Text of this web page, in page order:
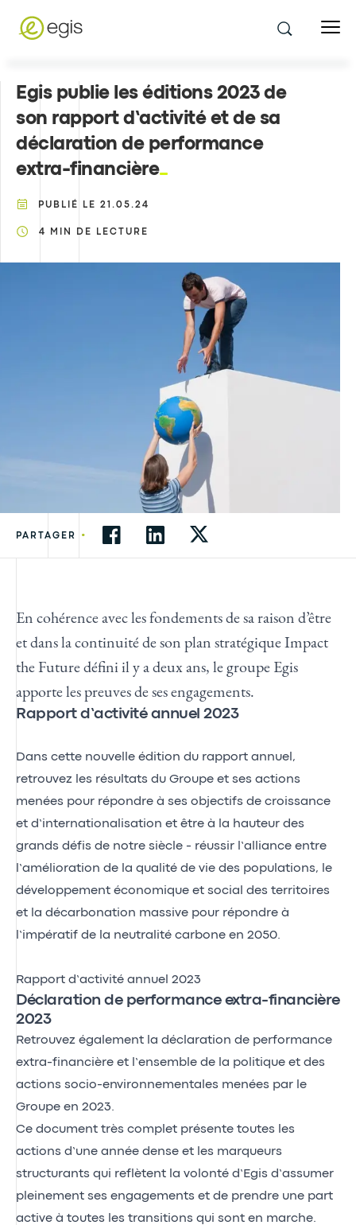
Egis publie les éditions 2023 de
son rapport d’activité et de sa
déclaration de performance
extra-financière
PUBLIÉ LE 21.05.24
4 MIN DE LECTURE
PARTAGER •
En cohérence avec les fondements de sa raison d’être
et dans la continuité de son plan stratégique Impact
the Future défini il y a deux ans, le groupe Egis
apporte les preuves de ses engagements.
Rapport d’activité annuel 2023
Dans cette nouvelle édition du rapport annuel,
retrouvez les résultats du Groupe et ses actions
menées pour répondre à ses objectifs de croissance
et d’internationalisation et être à la hauteur des
grands défis de notre siècle - réussir l’alliance entre
l’amélioration de la qualité de vie des populations, le
développement économique et social des territoires
et la décarbonation massive pour répondre à
l’impératif de la neutralité carbone en 2050.
Rapport d’activité annuel 2023
Déclaration de performance extra-financière
2023
Retrouvez également la déclaration de performance
extra-financière et l’ensemble de la politique et des
actions socio-environnementales menées par le
Groupe en 2023.
Ce document très complet présente toutes les
actions d’une année dense et les marqueurs
structurants qui reflètent la volonté d’Egis d’assumer
pleinement ses engagements et de prendre une part
active à toutes les transitions qui sont en marche.